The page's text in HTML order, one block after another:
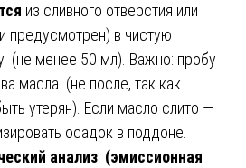
из сливного отверстия или
предусмотрен) в чистую
(не менее 50 мл). Важно: пробу
масла (не после, так как
утерян). Если масло слито —
осадок в поддоне.
анализ (эмиссионная